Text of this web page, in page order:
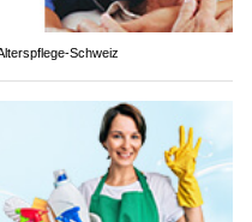
Schweiz